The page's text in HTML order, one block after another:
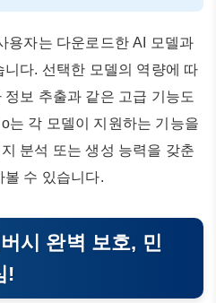
용자는 다운로드한 AI 모델과
다. 선택한 모델의 역량에 따
보 추출과 같은 고급 기능도
는 각 모델이 지원하는 기능을
분석 또는 생성 능력을 갖춘
볼 수 있습니다.
시 완벽 보호, 민
!